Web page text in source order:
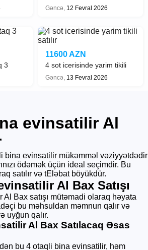
Gəncə, 12 Fevral 2026
3
11600 AZN
4 sot icerisinde yarim tikili
satılır
Gəncə, 13 Fevral 2026
evinsatilir Al
bina evinsatilir mükəmməl vəziyyətdədir
ödəmək üçün ideal seçimdir. Bu
satılır və tEləbat böyükdür.
Al Bax Satışı
Bax satışı mütəmadi olaraq həyata
bu məhsuldan məmnun qalır və
uyğun qalır.
Al Bax Satılacaq Əsas
bu 4 otaqli bina evinsatilir, həm